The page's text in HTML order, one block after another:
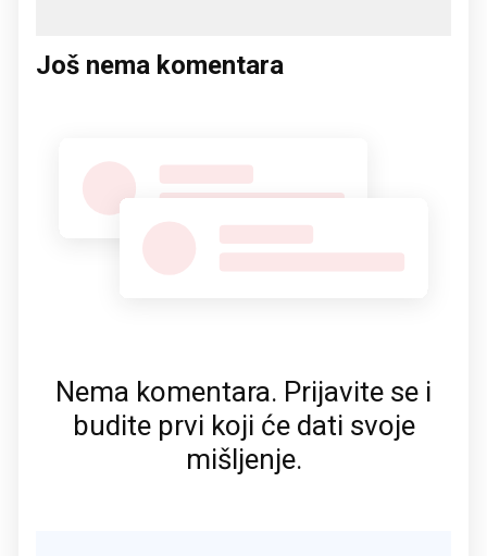
Još nema komentara
Nema komentara. Prijavite se i
budite prvi koji će dati svoje
mišljenje.